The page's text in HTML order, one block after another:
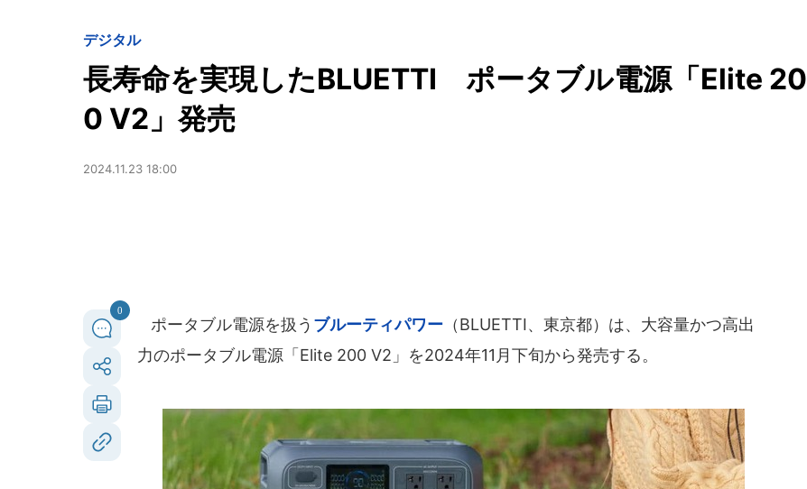
デジタル
長寿命を実現したBLUETTI ポータブル電源「Elite 20
0 V2」発売
2024.11.23 18:00
0
ポータブル電源を扱う ブルーティパワー （BLUETTI、東京都）は、大容量かつ高出
力のポータブル電源「Elite 200 V2」を2024年11月下旬から発売する。